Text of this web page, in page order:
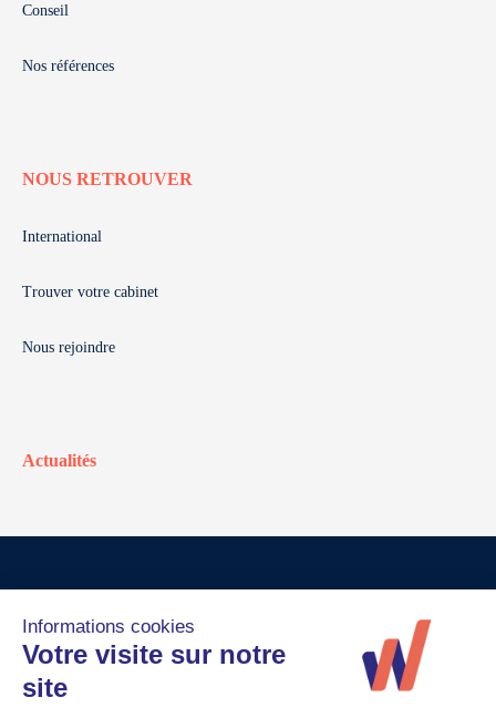
Conseil
Nos références
NOUS RETROUVER
International
Trouver votre cabinet
Nous rejoindre
Actualités
Crédits